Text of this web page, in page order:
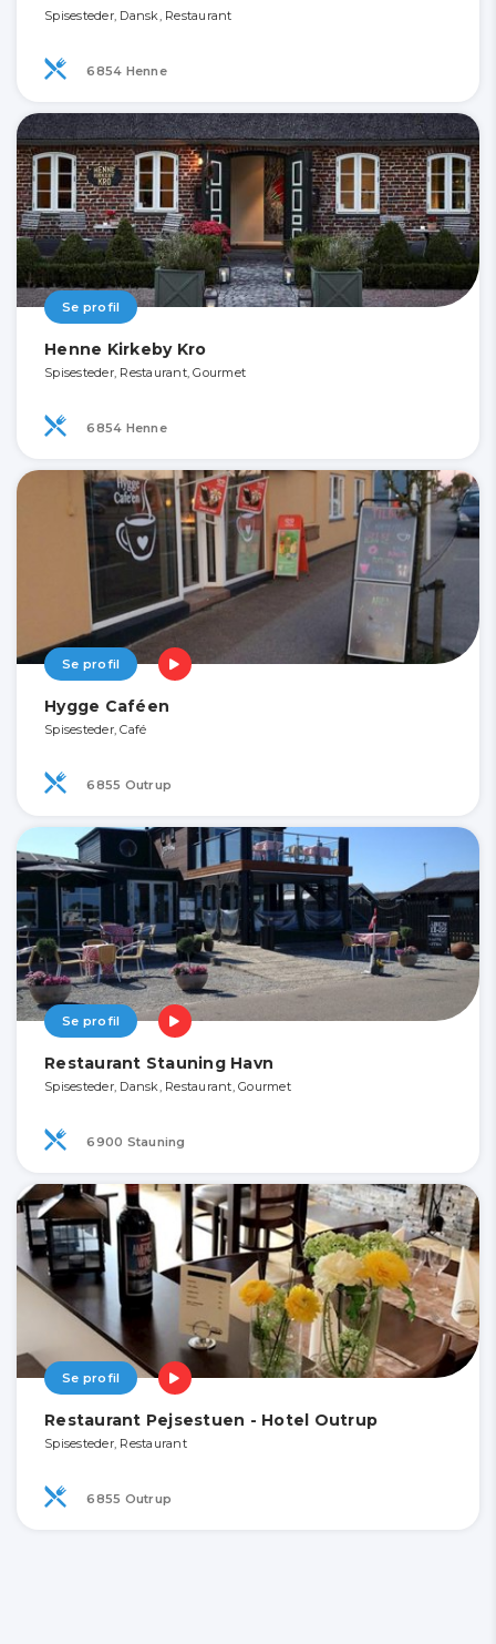
Spisesteder, Dansk, Restaurant
6854 Henne
Se profil
Henne Kirkeby Kro
Spisesteder, Restaurant, Gourmet
6854 Henne
Se profil
Hygge Caféen
Spisesteder, Café
6855 Outrup
Se profil
Restaurant Stauning Havn
Spisesteder, Dansk, Restaurant, Gourmet
6900 Stauning
Se profil
Restaurant Pejsestuen - Hotel Outrup
Spisesteder, Restaurant
6855 Outrup